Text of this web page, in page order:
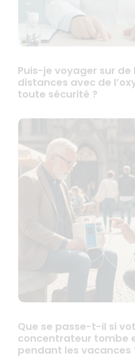
Puis-je voyager sur de
distances avec de
toute sécurité ?
Que se passe-t-il si
concentrateur tombe
pendant les vacances